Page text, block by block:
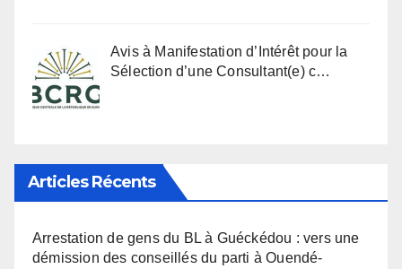
Avis à Manifestation d’Intérêt pour la
Sélection d’une Consultant(e) c…
Articles Récents
Arrestation de gens du BL à Guéckédou : vers une
démission des conseillés du parti à Ouendé-